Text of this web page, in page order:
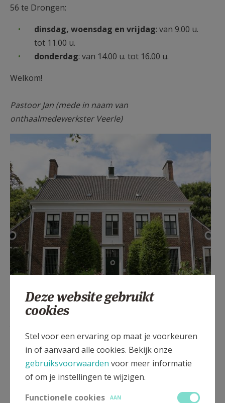
56 te Drongen:
dinsdag, woensdag en vrijdag: van 9.00 u.
tot 11.00 u.
donderdag: van 14.00 u. tot 16.00 u.
Welkom!
Pastoor Jan (mede in naam van
onthaalmedewerkster Veerle)
Gepubliceerd door
Parochie De goede Herder in Gent-West
Deze website gebruikt
cookies
Stel voor een ervaring op maat je voorkeuren
in of aanvaard alle cookies. Bekijk onze
gebruiksvoorwaarden voor meer informatie
of om je instellingen te wijzigen.
Functionele cookies
AAN